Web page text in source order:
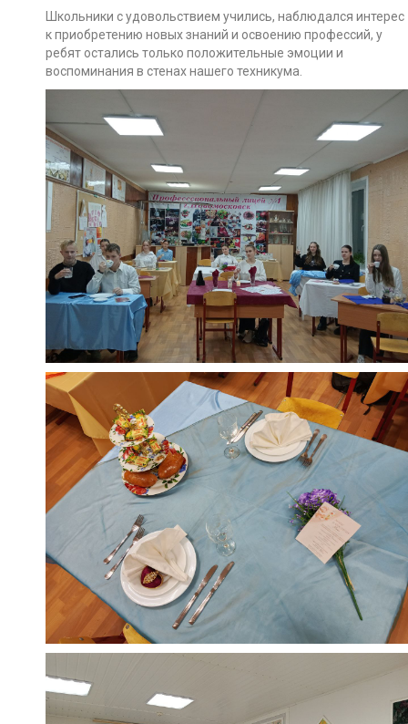
Школьники с удовольствием учились, наблюдался интерес
к приобретению новых знаний и освоению профессий, у
ребят остались только положительные эмоции и
воспоминания в стенах нашего техникума.